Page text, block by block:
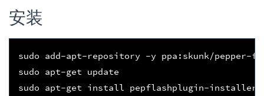
安装
sudo add-apt-repository -y ppa:skunk/pepper-
sudo apt-get update